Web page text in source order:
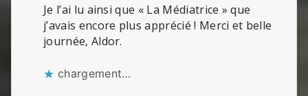
Je l’ai lu ainsi que « La Médiatrice » que
j’avais encore plus apprécié ! Merci et belle
journée, Aldor.
chargement…